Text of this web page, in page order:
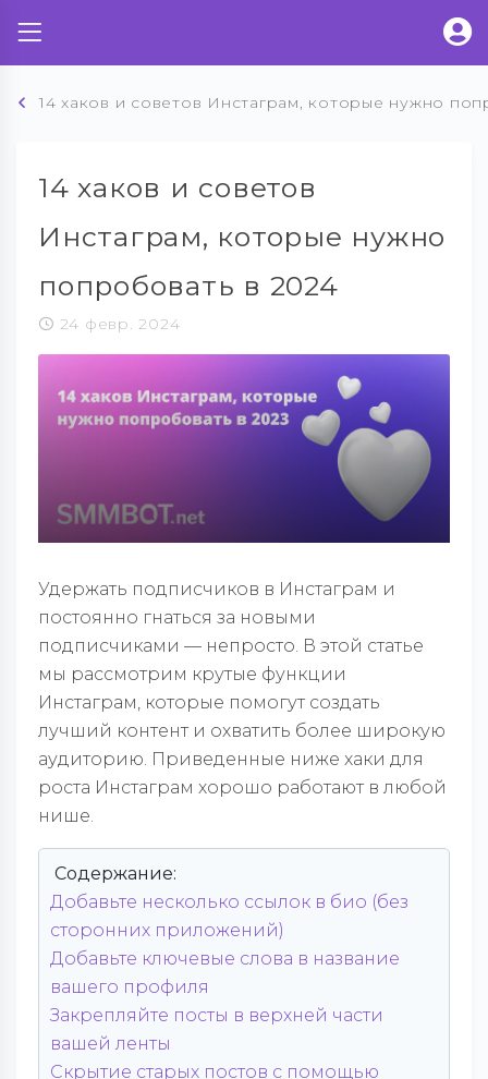
14 хаков и советов Инстаграм, которые нужно
14 хаков и советов
Инстаграм, которые нужно
попробовать в 2024
24 февр. 2024
Удержать подписчиков в Инстаграм и
постоянно гнаться за новыми
подписчиками — непросто. В этой статье
мы рассмотрим крутые функции
Инстаграм, которые помогут создать
лучший контент и охватить более широкую
аудиторию. Приведенные ниже хаки для
роста Инстаграм хорошо работают в любой
нише.
Содержание:
Добавьте несколько ссылок в био (без
сторонних приложений)
Добавьте ключевые слова в название
вашего профиля
Закрепляйте посты в верхней части
вашей ленты
Скрытие старых постов с помощью